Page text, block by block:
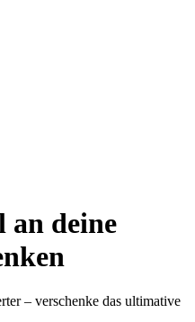
an deine
– verschenke das ultimative